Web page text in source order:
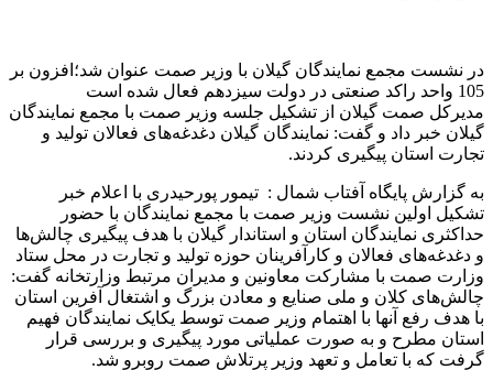
در نشست مجمع نمایندگان گیلان با وزیر صمت عنوان شد؛افزون بر
105 واحد راکد صنعتی در دولت سیزدهم فعال شده است
مدیرکل صمت گیلان از تشکیل جلسه وزیر صمت با مجمع نمایندگان
گیلان خبر داد و گفت: نمایندگان گیلان دغدغه‌های فعالان تولید و
تجارت استان پیگیری کردند.
به گزارش پایگاه آفتاب شمال : تیمور پورحیدری با اعلام خبر
تشکیل اولین نشست وزیر صمت با مجمع نمایندگان با حضور
حداکثری نمایندگان استان و استاندار گیلان با هدف پیگیری چالش‌ها
و دغدغه‌های فعالان و کارآفرینان حوزه تولید و تجارت در محل ستاد
وزارت صمت با مشارکت معاونین و مدیران مرتبط وزارتخانه گفت:
چالش‌های کلان و ملی صنایع و معادن بزرگ و اشتغال آفرین استان
با هدف رفع آنها با اهتمام وزیر صمت توسط یکایک نمایندگان فهیم
استان مطرح و به صورت عملیاتی مورد پیگیری و بررسی قرار
گرفت که با تعامل و تعهد وزیر پرتلاش صمت روبرو شد.